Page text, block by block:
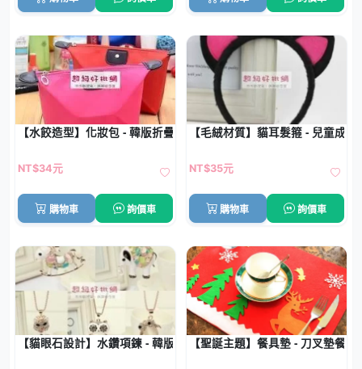
【水餃造型】化妝包 - 韓版折疊收納包
NT$34元
購物車 詢價車
【毛絨材質】貓耳髮箍 - 兒童成
NT$35元
購物車 詢價車
【貓眼石設計】水鑽項鍊 - 韓版長款配飾【聖誕主題】餐具墊 - 刀叉墊餐桌